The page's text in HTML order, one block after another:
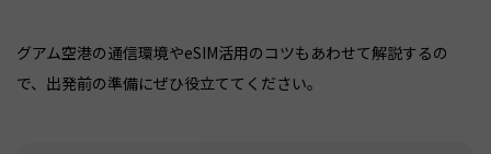
グアム空港の通信環境やeSIM活用のコツもあわせて解説するの
で、出発前の準備にぜひ役立ててください。